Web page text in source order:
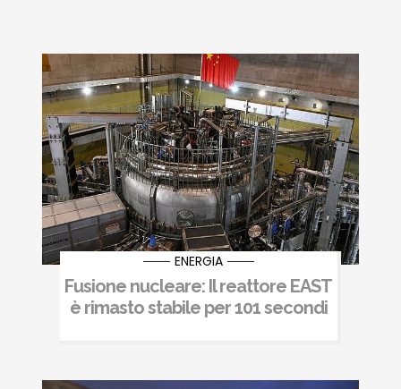
ENERGIA
Fusione nucleare: Il reattore EAST
è rimasto stabile per 101 secondi